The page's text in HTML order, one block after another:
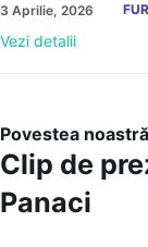
3 Aprilie, 2026
Vezi detalii
Povestea noastră
Clip de
Panaci